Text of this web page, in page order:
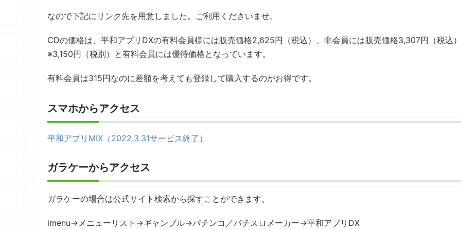
なので下記にリンク先を用意しました。ご利用くださいませ。
CDの価格は、平和アプリDXの有料会員様には販売価格2,625円（税込）、非会員には販売価格3,307円（税込）
※3,150円（税別）と有料会員には優待価格となっています。
有料会員は315円なのに差額を考えても登録して購入するのがお得です。
スマホからアクセス
平和アプリMIX（2022.3.31サービス終了）
ガラケーからアクセス
ガラケーの場合は公式サイト検索から探すことができます。
imenu→メニューリスト→ギャンブル→パチンコ／パチスロメーカー→平和アプリDX